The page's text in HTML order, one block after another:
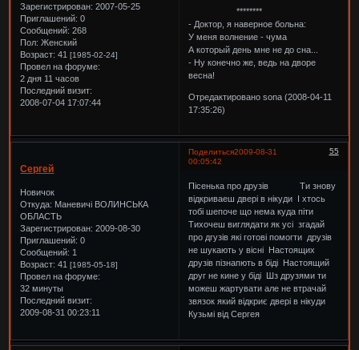
Зарегистрирован: 2007-05-25
Приглашений: 0
Сообщений: 268
Пол: Женский
Возраст: 41[1985-02-24]
Провел на форуме:
2 дня 11 часов
Последний визит:
2008-07-04 17:07:44
********
- Доктор, я наверное больна:
У меня волнение - чума
А который день мне не до сна...
- Ну конечно же, ведь на дворе
весна!
Отредактировано sona (2008-04-11
17:35:26)
Поделиться 55
2009-08-31
00:05:42
Сергей
Новичок
Откуда: Маневичі ВОЛИНСЬКА
ОБЛАСТЬ
Зарегистрирован: 2009-08-30
Приглашений: 0
Сообщений: 1
Возраст: 41[1985-05-18]
Провел на форуме:
32 минуты
Последний визит:
2009-08-31 00:23:11
Пісенька про друзів Ти знову
відкриваеш двері в нікуди І хтось
тобі шепоче що нема куда піти
Тихочеш виглядати як усі згадай
про дгузів які готові помогти друзів
не шукають у вісні Настоящих
друзів пізнапють в біді Настоящий
друг не кине у біді Шз друзями ти
можеш жартувати але не втрачай
звязок який відкриє двері в нікуди
Кузьмі від Сергея